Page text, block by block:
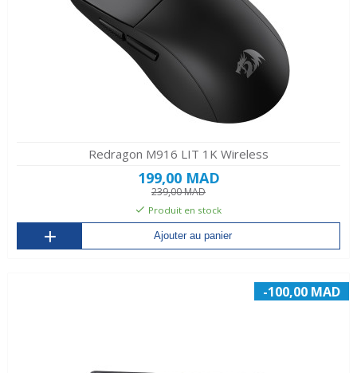
Redragon M916 LIT 1K Wireless
199,00 MAD
239,00 MAD
Produit en stock
Ajouter au panier
-100,00 MAD